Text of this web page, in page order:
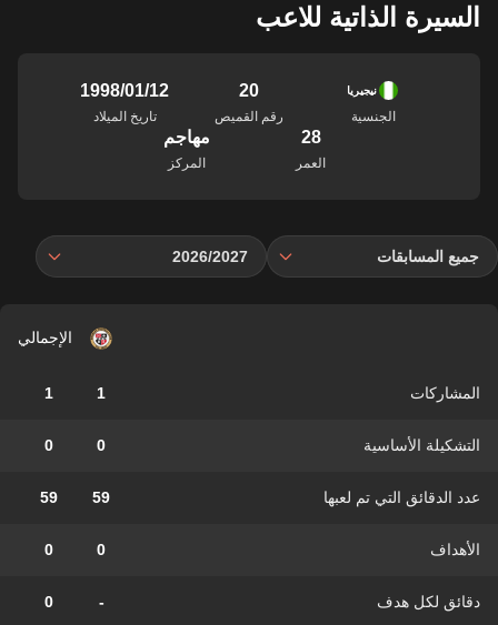
السيرة الذاتية للاعب
نيجيريا
الجنسية
20
رقم القميص
12‏/01‏/1998
تاريخ الميلاد
28
العمر
مهاجم
المركز
جميع المسابقات 2026/2027
الإجمالي
المشاركات 1
1
التشكيلة الأساسية 0
0
عدد الدقائق التي تم لعبها 59
59
الأهداف 0
0
دقائق لكل هدف -
0